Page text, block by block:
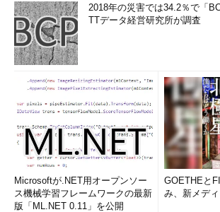
2018年の災害では34.2％で「
TTデータ経営研究所が調査
Microsoftが.NET用オープンソー
ス機械学習フレームワークの最新
版「ML.NET 0.11」を公開
GOETHEと
み、新メデ